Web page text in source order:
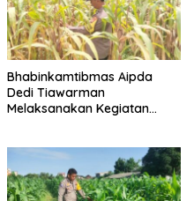
Bhabinkamtibmas Aipda
Dedi Tiawarman
Melaksanakan Kegiatan